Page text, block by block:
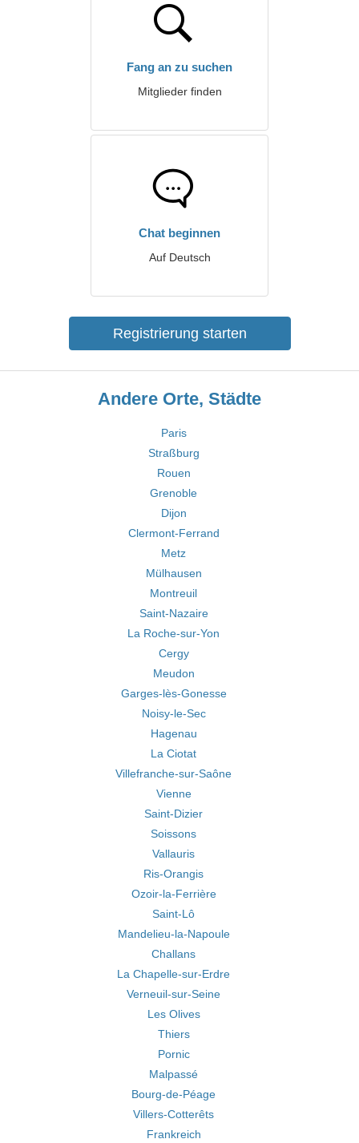
Fang an zu suchen
Mitglieder finden
Chat beginnen
Auf Deutsch
Registrierung starten
Andere Orte, Städte
Paris
Straßburg
Rouen
Grenoble
Dijon
Clermont-Ferrand
Metz
Mülhausen
Montreuil
Saint-Nazaire
La Roche-sur-Yon
Cergy
Meudon
Garges-lès-Gonesse
Noisy-le-Sec
Hagenau
La Ciotat
Villefranche-sur-Saône
Vienne
Saint-Dizier
Soissons
Vallauris
Ris-Orangis
Ozoir-la-Ferrière
Saint-Lô
Mandelieu-la-Napoule
Challans
La Chapelle-sur-Erdre
Verneuil-sur-Seine
Les Olives
Thiers
Pornic
Malpassé
Bourg-de-Péage
Villers-Cotterêts
Frankreich